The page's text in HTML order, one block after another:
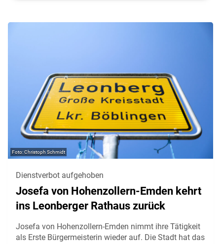
Christoph Schmidt
Dienstverbot aufgehoben
Josefa von Hohenzollern-Emden kehrt
ins Leonberger Rathaus zurück
Josefa von Hohenzollern-Emden nimmt ihre Tätigkeit
als Erste Bürgermeisterin wieder auf. Die Stadt hat das